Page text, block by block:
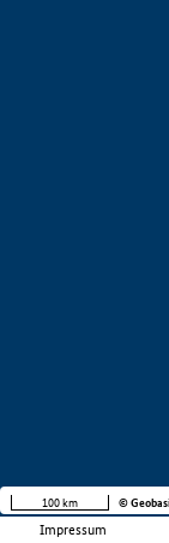
Impressum
100 km ©